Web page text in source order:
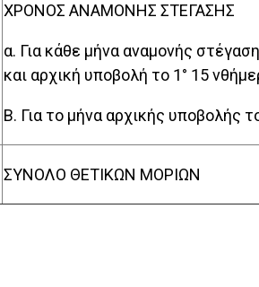
ΧΡΟΝΟΣ ΑΝΑΜΟΝΗΣ ΣΤΕΓΑΣΗΣ
α. Για κάθε μήνα αναμονής
και αρχική υποβολή το 1° 15
Β. Για το μήνα αρχικής υποβολής
ΣΥΝΟΛΟ ΘΕΤΙΚΩΝ ΜΟΡΙΩΝ